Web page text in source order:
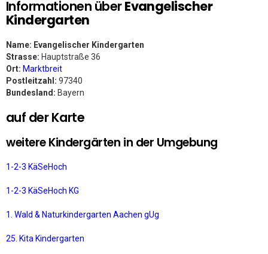
Informationen überEvangelischer
Kindergarten
Name: Evangelischer Kindergarten
Strasse: Hauptstraße 36
Ort: Marktbreit
Postleitzahl: 97340
Bundesland: Bayern
auf der Karte
weitere Kindergärten in der Umgebung
1-2-3 KäSeHoch
1-2-3 KäSeHoch KG
1. Wald & Naturkindergarten Aachen gUg
25. Kita Kindergarten